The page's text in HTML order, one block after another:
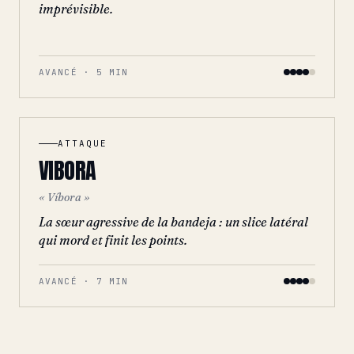
imprévisible.
AVANCÉ · 5 MIN
ATTAQUE
VIBORA
« Víbora »
La sœur agressive de la bandeja : un slice latéral
qui mord et finit les points.
AVANCÉ · 7 MIN